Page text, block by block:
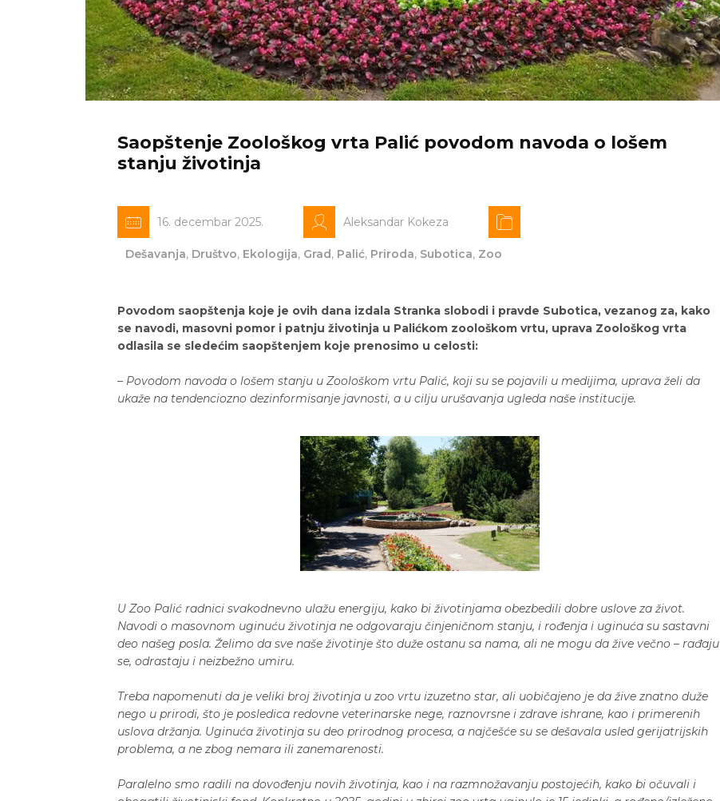
Saopštenje Zoološkog vrta Palić povodom navoda o lošem
stanju životinja
16. decembar 2025. Aleksandar Kokeza
Dešavanja, Društvo, Ekologija, Grad, Palić, Priroda, Subotica, Zoo
Povodom saopštenja koje je ovih dana izdala Stranka slobodi i pravde Subotica, vezanog za, kako
se navodi, masovni pomor i patnju životinja u Palićkom zoološkom vrtu, uprava Zoološkog vrta
odlasila se sledećim saopštenjem koje prenosimo u celosti:
– Povodom navoda o lošem stanju u Zoološkom vrtu Palić, koji su se pojavili u medijima, uprava želi da
ukaže na tendenciozno dezinformisanje javnosti, a u cilju urušavanja ugleda naše institucije.
U Zoo Palić radnici svakodnevno ulažu energiju, kako bi životinjama obezbedili dobre uslove za život.
Navodi o masovnom uginuću životinja ne odgovaraju činjeničnom stanju, i rođenja i uginuća su sastavni
deo našeg posla. Želimo da sve naše životinje što duže ostanu sa nama, ali ne mogu da žive večno – rađaju
se, odrastaju i neizbežno umiru.
Treba napomenuti da je veliki broj životinja u zoo vrtu izuzetno star, ali uobičajeno je da žive znatno duže
nego u prirodi, što je posledica redovne veterinarske nege, raznovrsne i zdrave ishrane, kao i primerenih
uslova držanja. Uginuća životinja su deo prirodnog procesa, a najčešće su se dešavala usled gerijatrijskih
problema, a ne zbog nemara ili zanemarenosti.
Paralelno smo radili na dovođenju novih životinja, kao i na razmnožavanju postojećih, kako bi očuvali i